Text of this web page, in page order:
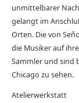
unmittelbarer
gelangt im
Orten. Die von
die Musiker auf
Sammler und sind
Chicago zu sehen.
Atelierwerkstatt